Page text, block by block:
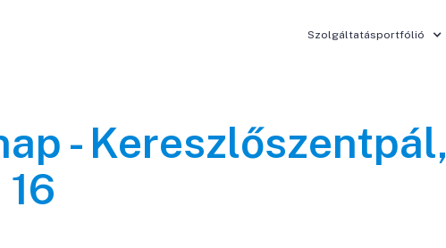
Szolgáltatásportfólió
- Kereszlőszentpál,